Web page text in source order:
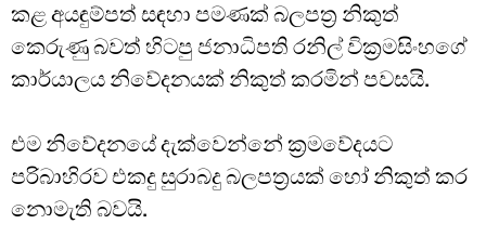
Type and hit enter
කළ අයඳුම්පත් සඳහා පමණක් බලපත්‍ර නිකුත්
කෙරුණු බවත් හිටපු ජනාධිපති රනිල් වික්‍රමසිංහගේ
කාර්යාලය නිවේදනයක් නිකුත් කරමින් පවසයි.
එම නිවේදනයේ දැක්වෙන්නේ ක්‍රමවේදයට
පරිබාහිරව එකදු සුරාබදු බලපත්‍රයක් හෝ නිකුත් කර
නොමැති බවයි.